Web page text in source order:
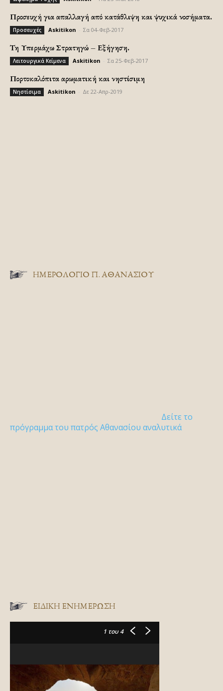
Προσευχή για απαλλαγή από κατάθλιψη και ψυχικά νοσήματα.
Προσευχές Askitikon Σα 04-Φεβ-2017
Τη Υπερμάχω Στρατηγώ – Εξήγηση.
Λειτουργικά Κείμενα Askitikon Σα 25-Φεβ-2017
Πορτοκαλόπιτα αρωματική και νηστίσιμη
Νηστίσιμα Askitikon Δε 22-Απρ-2019
ΗΜΕΡΟΛΟΓΙΟ Π. ΑΘΑΝΑΣΙΟΥ
Δείτε το
πρόγραμμα του πατρός Αθανασίου αναλυτικά
ΕΙΔΙΚΉ ΕΝΗΜΈΡΩΣΗ
1 του 4